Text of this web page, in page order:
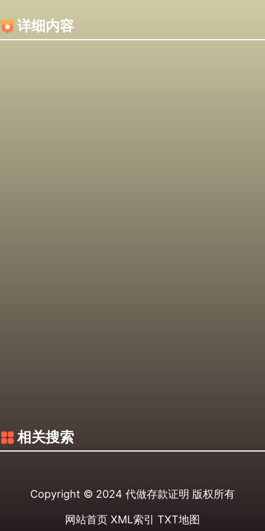
详细内容
相关搜索
Copyright © 2024 代做存款证明 版权所有
网站首页 XML索引 TXT地图